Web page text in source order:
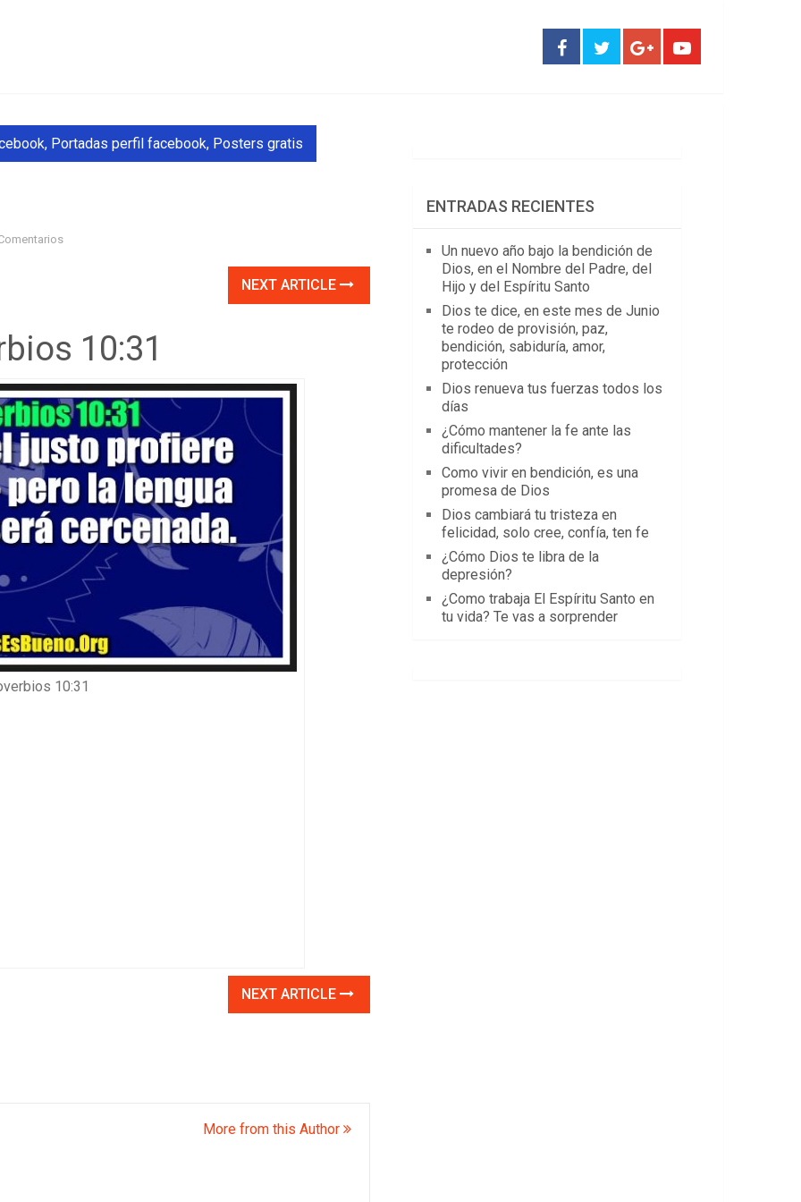
, Portadas perfil facebook, Posters gratis
NEXT ARTICLE
10:31
10:31
NEXT ARTICLE
More from this Author
ENTRADAS RECIENTES
Un nuevo año bajo la bendición de
Dios, en el Nombre del Padre, del
Hijo y del Espíritu Santo
Dios te dice, en este mes de Junio
te rodeo de provisión, paz,
bendición, sabiduría, amor,
protección
Dios renueva tus fuerzas todos los
días
¿Cómo mantener la fe ante las
dificultades?
Como vivir en bendición, es una
promesa de Dios
Dios cambiará tu tristeza en
felicidad, solo cree, confía, ten fe
¿Cómo Dios te libra de la
depresión?
¿Como trabaja El Espíritu Santo en
tu vida? Te vas a sorprender